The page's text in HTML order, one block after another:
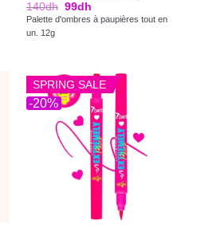
140dh 99dh
Palette d'ombres à paupières tout en
un. 12g
-20%
SPRING SALE